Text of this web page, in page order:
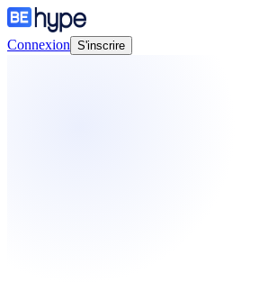
Connexion S'inscrire